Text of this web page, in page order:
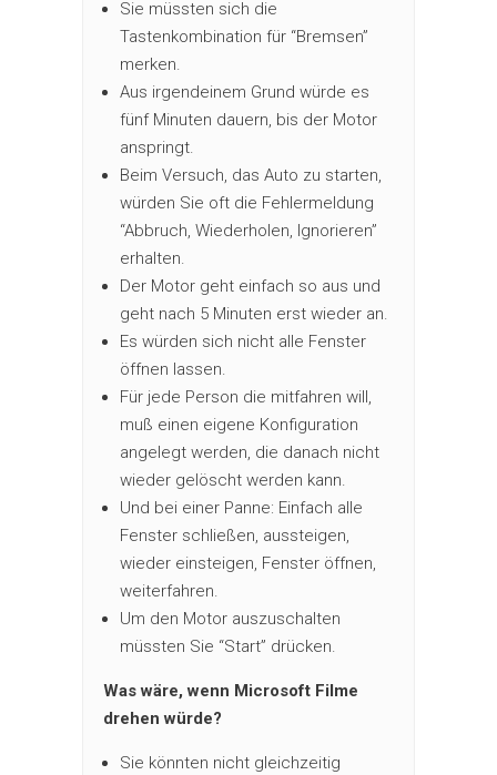
Sie müssten sich die
Tastenkombination für “Bremsen”
merken.
Aus irgendeinem Grund würde es
fünf Minuten dauern, bis der Motor
anspringt.
Beim Versuch, das Auto zu starten,
würden Sie oft die Fehlermeldung
“Abbruch, Wiederholen, Ignorieren”
erhalten.
Der Motor geht einfach so aus und
geht nach 5 Minuten erst wieder an.
Es würden sich nicht alle Fenster
öffnen lassen.
Für jede Person die mitfahren will,
muß einen eigene Konfiguration
angelegt werden, die danach nicht
wieder gelöscht werden kann.
Und bei einer Panne: Einfach alle
Fenster schließen, aussteigen,
wieder einsteigen, Fenster öffnen,
weiterfahren.
Um den Motor auszuschalten
müssten Sie “Start” drücken.
Was wäre, wenn Microsoft Filme
drehen würde?
Sie könnten nicht gleichzeitig